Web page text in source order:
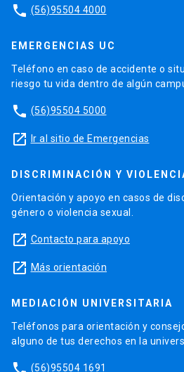
phone (56)95504 4000
EMERGENCIAS UC
Teléfono en caso de accidente o
riesgo tu vida dentro de algún
phone (56)95504 5000
launch Ir al sitio de Emergencias
DISCRIMINACIÓN Y
Orientación y apoyo en casos de
género o violencia sexual.
launch Contacto para apoyo
launch Más orientación
MEDIACIÓN UNIVERSITARIA
Teléfonos para orientación y
alguno de tus derechos en la
(56)95504 1691